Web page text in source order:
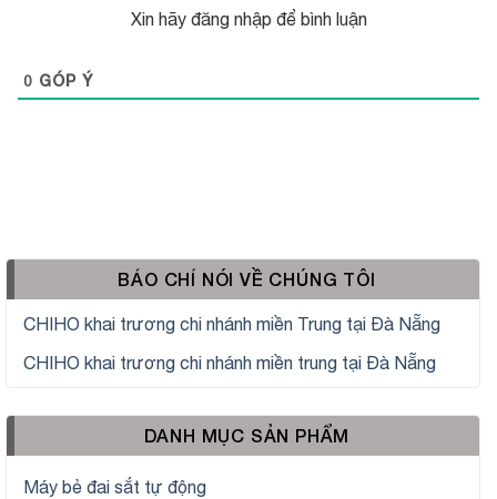
Xin hãy đăng nhập để bình luận
0 GÓP Ý
BÁO CHÍ NÓI VỀ CHÚNG TÔI
CHIHO khai trương chi nhánh miền Trung tại Đà Nẵng
CHIHO khai trương chi nhánh miền trung tại Đà Nẵng
DANH MỤC SẢN PHẨM
Máy bẻ đai sắt tự động